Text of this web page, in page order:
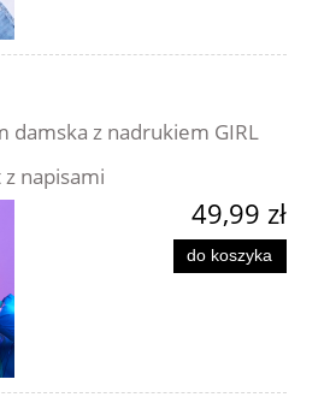
damska z nadrukiem GIRL
z napisami
49,99 zł
do koszyka